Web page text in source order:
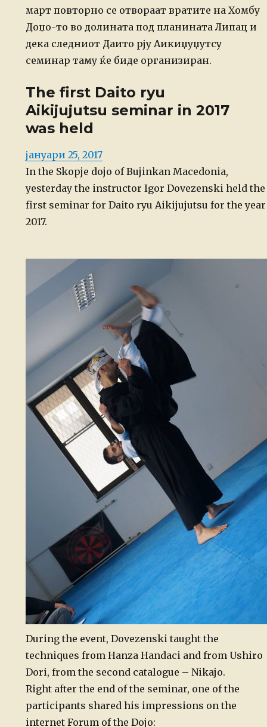
март повторно се отвораат вратите на Хомбу
Доџо-то во долината под планината Липац и
дека следниот Даито рју Аикиџуџутсу
семинар таму ќе биде организиран.
The first Daito ryu
Aikijujutsu seminar in 2017
was held
Posted
on
јануари 25, 2017
In the Skopje dojo of Bujinkan Macedonia,
yesterday the instructor Igor Dovezenski held the
first seminar for Daito ryu Aikijujutsu for the year
2017.
During the event, Dovezenski taught the
techniques from Hanza Handaci and from Ushiro
Dori, from the second catalogue – Nikajo.
Right after the end of the seminar, one of the
participants shared his impressions on the
internet Forum of the Dojo: